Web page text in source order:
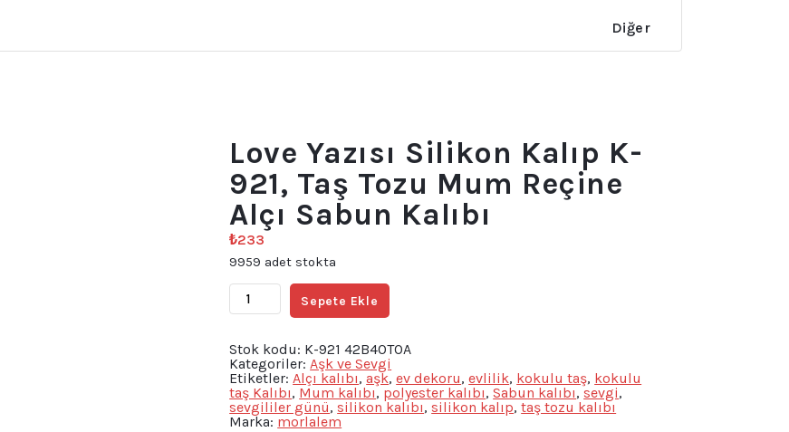
Diğer
Love Yazısı Silikon Kalıp K-
921, Taş Tozu Mum Reçine
Alçı Sabun Kalıbı
₺233
9959 adet stokta
Love
Yazısı
Silikon
K-
921,
Taş
Tozu
Mum
Reçine
Sepete Ekle
Stok kodu: K-921 42B40TOA
Kategoriler:Aşk ve Sevgi
Etiketler:Alçı kalıbı,aşk,ev dekoru,evlilik, kokulu taş, kokulu
taş Kalıbı, Mum kalıbı, polyester kalıbı,Sabun kalıbı, sevgi,
sevgililer günü, silikon kalıbı, silikon kalıp,taş tozu kalıbı
Marka: morlalem